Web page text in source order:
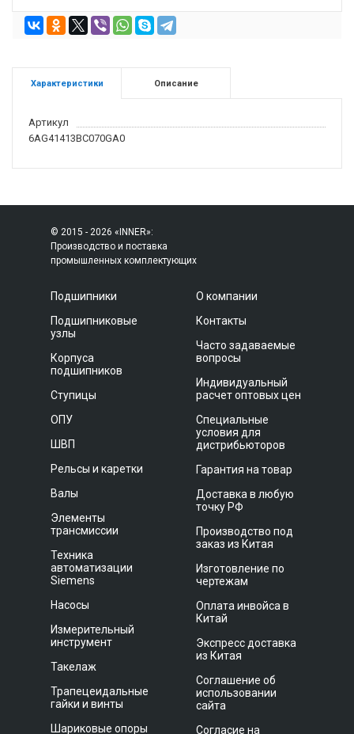
Характеристики Описание
Артикул
6AG41413BC070GA0
© 2015 - 2026 «INNER»:
Производство и поставка
промышленных комплектующих
Подшипники
Подшипниковые
узлы
Корпуса
подшипников
Ступицы
ОПУ
ШВП
Рельсы и каретки
Валы
Элементы
трансмиссии
Техника
автоматизации
Siemens
Насосы
Измерительный
инструмент
Такелаж
Трапецеидальные
гайки и винты
Шариковые опоры
О компании
Контакты
Часто задаваемые
вопросы
Индивидуальный
расчет оптовых цен
Специальные
условия для
дистрибьюторов
Гарантия на товар
Доставка в любую
точку РФ
Производство под
заказ из Китая
Изготовление по
чертежам
Оплата инвойса в
Китай
Экспресс доставка
из Китая
Соглашение об
использовании
сайта
Согласие на